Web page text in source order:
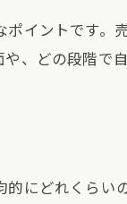
備と工夫
える影響
のか対策も紹介
イントです。
、どの段階で
にどれくら